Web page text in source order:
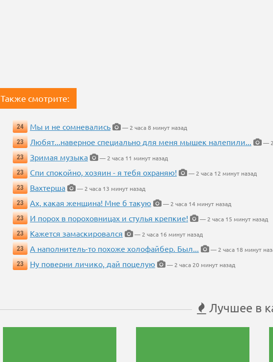
Также смотрите:
24 Мы и не сомневались
— 2 часа 8 минут назад
23
Любят...наверное специально для меня мышек налепили...
— 2
23
Зримая музыка
— 2 часа 11 минут назад
23
Спи спокойно, хозяин - я тебя охраняю!
— 2 часа 12 минут назад
23
Вахтерша
— 2 часа 13 минут назад
23
Ах, какая женщина! Мне б такую
— 2 часа 14 минут назад
23
И порох в пороховницах и стулья крепкие!
— 2 часа 15 минут назад
23
Кажется замаскировался
— 2 часа 16 минут назад
23
А наполнитель-то похоже холофайбер. Был...
— 2 часа 18 минут
23
Ну поверни личико, дай поцелую — 2 часа 20 минут назад
Лучшее в